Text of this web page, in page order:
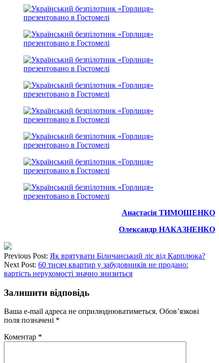
Анастасія ТИМОШЕНКО
Олександр НАКАЗНЕНКО
Previous Post: Як врятувати Біличанський ліс від Карплюка?
Next Post: 60 тисяч квартир у забудовників не продано:
вартість нерухомості значно знизиться
Залишити відповідь
Ваша e-mail адреса не оприлюднюватиметься. Обов’язкові
поля позначені *
Коментар *